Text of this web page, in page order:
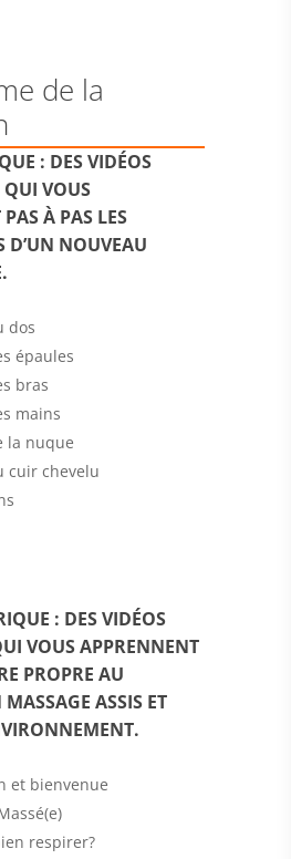
de la
: DES VIDÉOS
QUI VOUS
À PAS LES
D’UN NOUVEAU
dos
épaules
bras
mains
la nuque
cuir chevelu
: DES VIDÉOS
VOUS APPRENNENT
PROPRE AU
ASSIS ET
et bienvenue
respirer?